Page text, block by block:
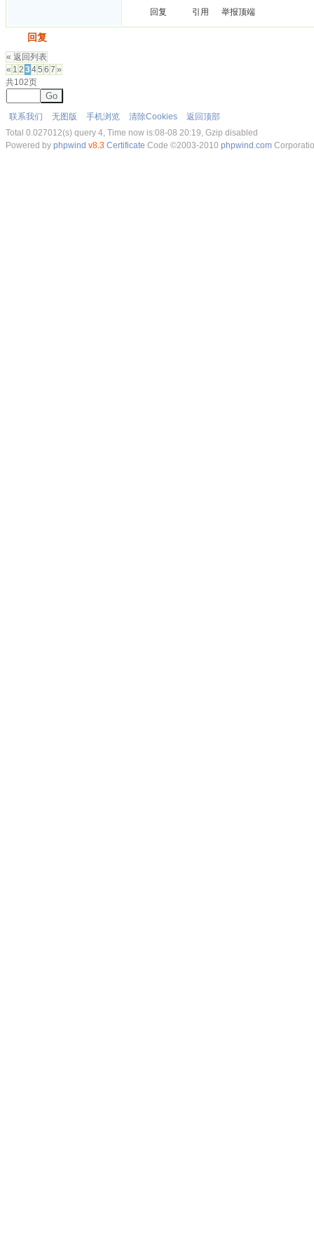
回复 引用 举报顶端
回复
« 返回列表
« 1 2 345 6 7 »
共102页
Go
联系我们 无图版 手机浏览 清除Cookies
返回顶部
Total 0.027012(s) query 4, Time now is:08-08 20:19, Gzip disabled
Powered by phpwind v8.3 Certificate Code ©2003-2010 phpwind.com